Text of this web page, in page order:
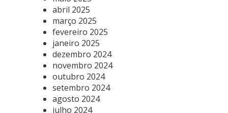
abril 2025
março 2025
fevereiro 2025
janeiro 2025
dezembro 2024
novembro 2024
outubro 2024
setembro 2024
agosto 2024
julho 2024